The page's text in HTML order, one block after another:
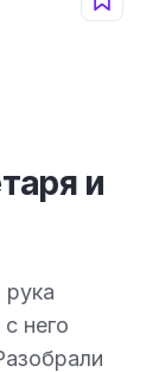
и
него